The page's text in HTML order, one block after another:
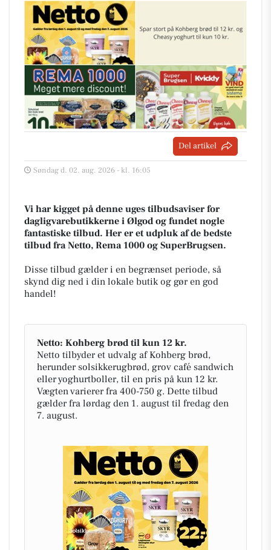
Del artikel
Søndag d. 02. aug. 2026 - kl. 16:05
Vi har kigget på denne uges tilbudsaviser for
dagligvarebutikkerne i Ølgod og fundet nogle
fantastiske tilbud. Her er et udpluk af de bedste
tilbud fra Netto, Rema 1000 og SuperBrugsen.
Disse tilbud gælder i en begrænset periode, så
skynd dig ned i din lokale butik og gør en god
handel!
Netto: Kohberg brød til kun 12 kr.
Netto tilbyder et udvalg af Kohberg brød,
herunder solsikkerugbrød, grov café sandwich
eller yoghurtboller, til en pris på kun 12 kr.
Vægten varierer fra 400-750 g. Dette tilbud
gælder fra lørdag den 1. august til fredag den
7. august.